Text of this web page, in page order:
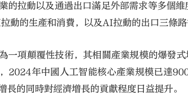
的拉動以及通過出口滿足外部需求等多個
動的生產和消費，以及AI拉動的出口三條路
一項顛覆性技術，其相關產業規模的爆發
2024年中國人工智能核心產業規模已達
長的同時對經濟增長的貢獻程度日益提升。